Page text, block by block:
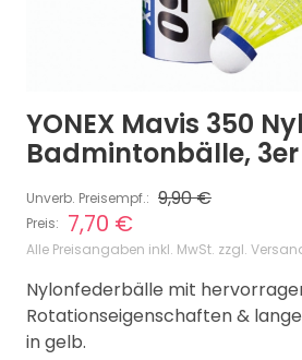
YONEX Mavis 350
Badmintonbälle, 3er
Unverb. Preisempf.: 9,90 €
Preis: 7,70 €
Alle Preisangaben inkl. MwSt. zzgl.
Nylonfederbälle mit
Rotationseigenschaften &
in gelb.